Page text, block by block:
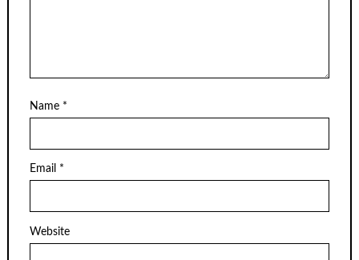
Name *
Email *
Website